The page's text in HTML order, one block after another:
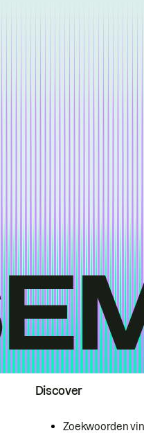
Discover
Zoekwoorden